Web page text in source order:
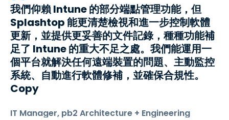
我們仰賴 Intune 的部分端點管理功能，但
Splashtop 能更清楚檢視和進一步控制軟體
更新，並提供更妥善的文件記錄，種種功能補
足了 Intune 的重大不足之處。我們能運用一
個平台就解決任何遠端裝置的問題、主動監控
系統、自動進行軟體修補，並確保合規性。
Copy
IT Manager, pb2 Architecture + Engineering